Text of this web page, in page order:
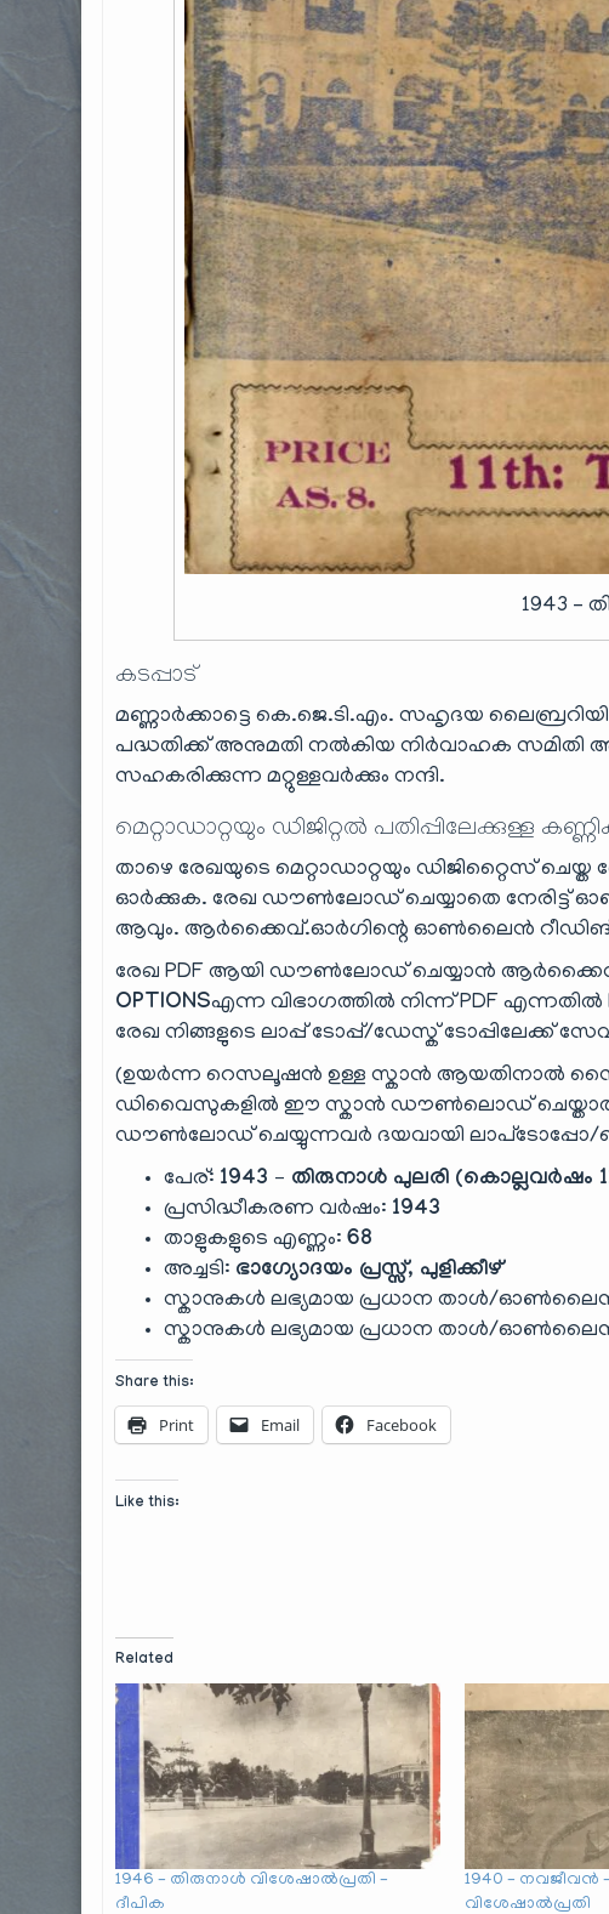
1943 –
കടപ്പാട്
മണ്ണാർക്കാട്ടെ കെ.ജെ.ടി.എം. സഹൃദയ
പദ്ധതിക്ക് അനുമതി നൽകിയ നിര്‍വാഹക സമിതി
സഹകരിക്കുന്ന മറ്റുള്ളവർക്കും നന്ദി.
മെറ്റാഡാറ്റയും ഡിജിറ്റൽ പതിപ്പിലേക്കുള്ള
താഴെ രേഖയുടെ മെറ്റാഡാറ്റയും ഡിജിറ്റൈസ് ചെയ്ത
ഓർക്കുക. രേഖ ഡൗൺലോഡ് ചെയ്യാതെ നേരിട്ട്
ആവും. ആർക്കൈവ്.ഓർഗിന്റെ ഓൺലൈൻ റീഡിങ്
രേഖ PDF ആയി ഡൗൺലോഡ് ചെയ്യാൻ
OPTIONSഎന്ന വിഭാഗത്തിൽ നിന്ന് PDF എന്നതിൽ
രേഖ നിങ്ങളുടെ ലാപ്പ് ടോപ്പ്/ഡേസ്ക് ടോപ്പിലേക്ക്
(ഉയർന്ന റെസലൂഷൻ ഉള്ള സ്കാൻ
ഡിവൈസുകളിൽ ഈ സ്കാൻ ഡൗൺലൊഡ് ചെയ്താൽ
ഡൗൺലോഡ് ചെയ്യുന്നവർ ദയവായി
പേര്: 1943 – തിരുനാൾ പുലരി (കൊല്ലവർഷം
പ്രസിദ്ധീകരണ വർഷം: 1943
താളുകളുടെ എണ്ണം:68
അച്ചടി: ഭാഗ്യോദയം പ്രസ്സ്, പുളിക്കീഴ്
സ്കാനുകൾ ലഭ്യമായ പ്രധാന താൾ/ഓൺലൈൻ
സ്കാനുകൾ ലഭ്യമായ പ്രധാന താൾ/ഓൺലൈൻ
Share this:
Print Email Facebook
Like this:
Related
1946 – തിരുനാൾ വിശേഷാൽപ്രതി –
ദീപിക
1940 – നവജീവൻ
വിശേഷാൽപ്രതി